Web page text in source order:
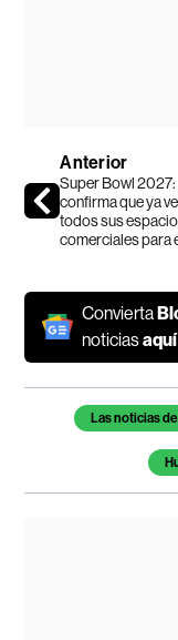
Anterior
Super Bowl
confirma que ya
todos sus
comerciales para
Convierta
noticiasaquí
Temas de este
Las noticias